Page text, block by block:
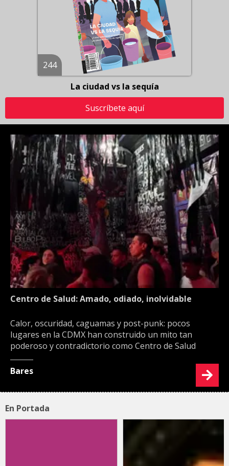
244
La ciudad vs la sequía
Suscríbete aquí
Centro de Salud: Amado, odiado, inolvidable
Calor, oscuridad, caguamas y post-punk: pocos
lugares en la CDMX han construido un mito tan
poderoso y contradictorio como Centro de Salud
Bares
En Portada